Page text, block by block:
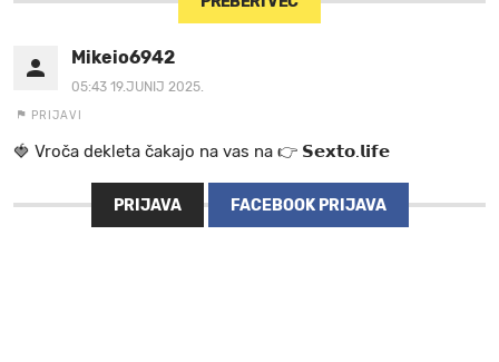
Mikeio6942
05:43 19.JUNIJ 2025.
PRIJAVI
🍓 V r o č a d e k l e t a ča k a jo na va s n a 👉 𝗦𝗲𝘅𝘁𝗼.𝗹𝗶𝗳𝗲
PRIJAVA FACEBOOK PRIJAVA